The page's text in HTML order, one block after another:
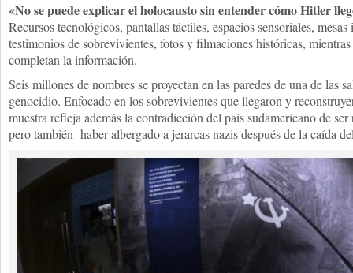
«No se puede explicar el holocausto sin entender cómo Hitler
Recursos tecnológicos, pantallas táctiles, espacios sensoriales,
testimonios de sobrevivientes, fotos y filmaciones históricas,
completan la información.
Seis millones de nombres se proyectan en las paredes de una de las
genocidio. Enfocado en los sobrevivientes que llegaron y
muestra refleja además la contradicción del país sudamericano de
pero también haber albergado a jerarcas nazis después de la caída